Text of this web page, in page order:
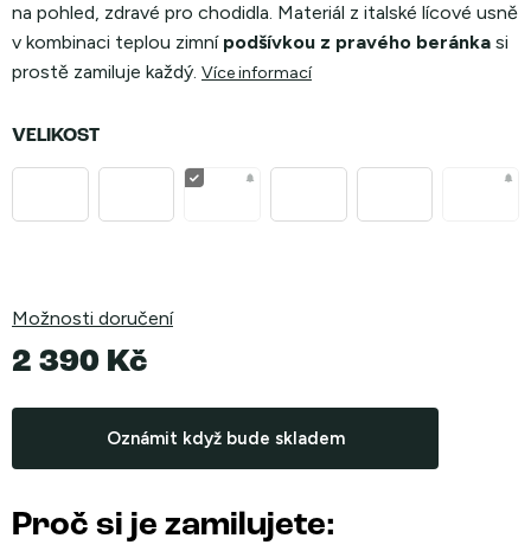
na pohled, zdravé pro chodidla. Materiál z italské lícové usně
v kombinaci teplou zimní podšívkou z pravého beránka si
prostě zamiluje každý. Více informací
VELIKOST
Možnosti doručení
2 390 Kč
cena:
Oznámit když bude skladem
Proč si je zamilujete: